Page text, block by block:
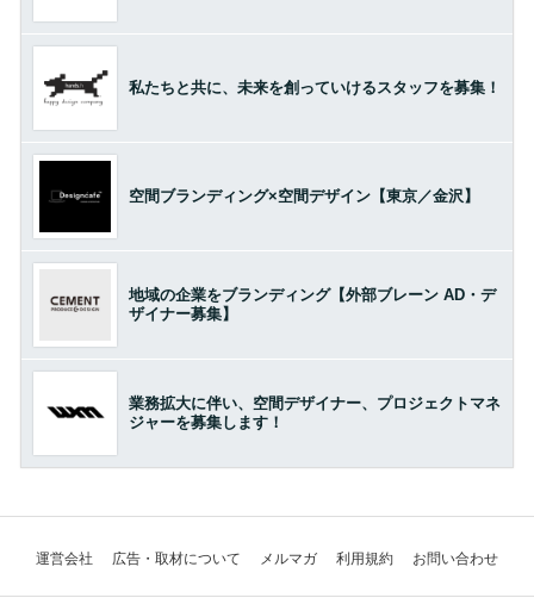
私たちと共に、未来を創っていけるスタッフを募集！
空間ブランディング×空間デザイン【東京／金沢】
地域の企業をブランディング【外部ブレーン AD・デ
ザイナー募集】
業務拡大に伴い、空間デザイナー、プロジェクトマネ
ジャーを募集します！
運営会社 広告・取材について メルマガ 利用規約 お問い合わせ